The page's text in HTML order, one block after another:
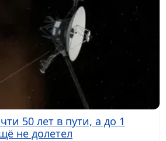
50 лет в пути, а до 1
не долетел